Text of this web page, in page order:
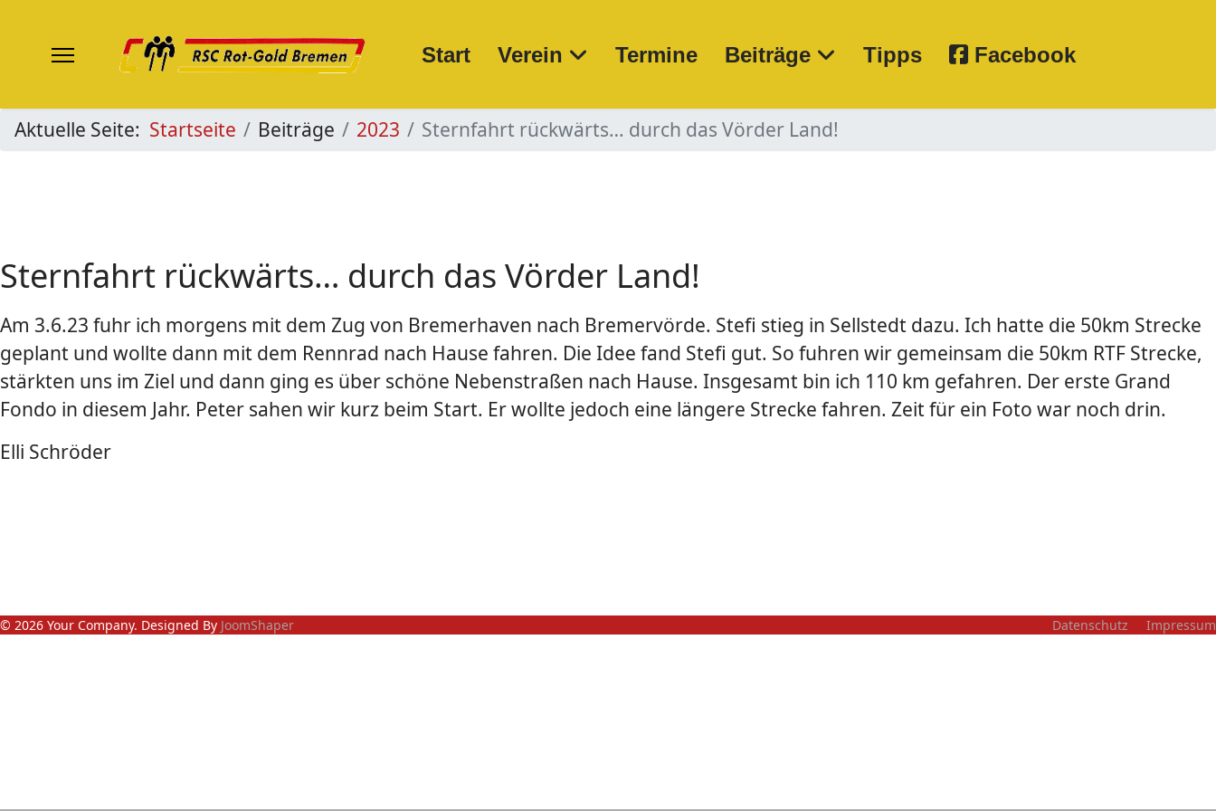
Start Verein Termine Beiträge Tipps Facebook
Aktuelle Seite: Startseite Beiträge 2023 Sternfahrt rückwärts… durch das Vörder Land!
Sternfahrt rückwärts… durch das Vörder Land!
Am 3.6.23 fuhr ich morgens mit dem Zug von Bremerhaven nach Bremervörde. Stefi stieg in Sellstedt dazu. Ich hatte die 50km Strecke
geplant und wollte dann mit dem Rennrad nach Hause fahren. Die Idee fand Stefi gut. So fuhren wir gemeinsam die 50km RTF Strecke,
stärkten uns im Ziel und dann ging es über schöne Nebenstraßen nach Hause. Insgesamt bin ich 110 km gefahren. Der erste Grand
Fondo in diesem Jahr. Peter sahen wir kurz beim Start. Er wollte jedoch eine längere Strecke fahren. Zeit für ein Foto war noch drin.
Elli Schröder
© 2026 Your Company. Designed By JoomShaper Datenschutz Impressum